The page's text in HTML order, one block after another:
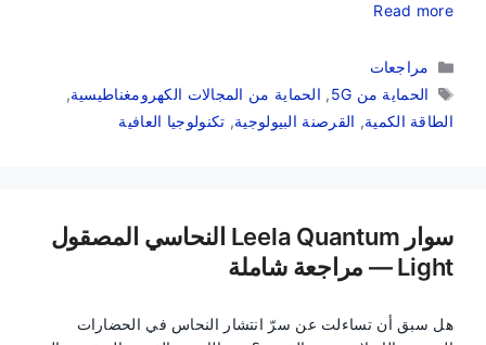
Read more
التصنيفات
مراجعات
الوسوم
الحماية من 5G , الحماية من المجالات الكهرومغناطيسية,
الطاقة الكمية, القرصنة البيولوجية, تكنولوجيا العافية
سوار Leela Quantum النحاسي المصقول
Light — مراجعة شاملة
هل سبق أن تساءلت عن سرّ انتشار النحاس في الحضارات